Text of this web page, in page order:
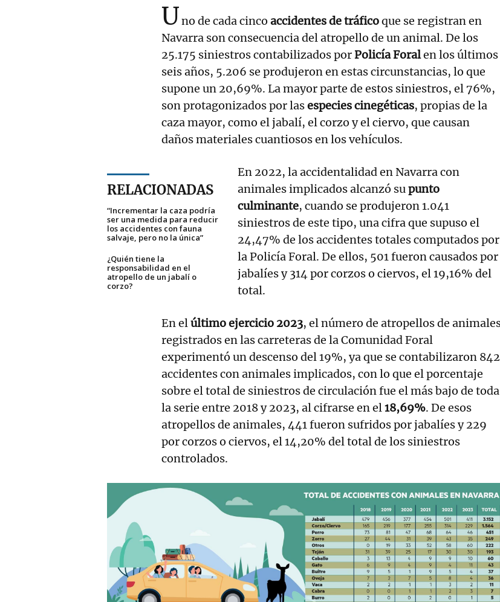
Uno de cada cinco accidentes de tráficoque se registran en
Navarra son consecuencia del atropello de un animal. De los
25.175 siniestros contabilizados porPolicía Foralen los últimos
seis años, 5.206 se produjeron en estas circunstancias, lo que
supone un 20,69%. La mayor parte de estos siniestros, el 76%,
son protagonizados por lasespecies cinegéticas, propias de la
caza mayor, como el jabalí, el corzo y el ciervo, que causan
daños materiales cuantiosos en los vehículos.
RELACIONADAS
“Incrementar la caza podría
ser una medida para reducir
los accidentes con fauna
salvaje, pero no la única”
¿Quién tiene la
responsabilidad en el
atropello de un jabalí o
corzo?
En 2022, la accidentalidad en Navarra con
animales implicados alcanzó supunto
culminante, cuando se produjeron 1.041
siniestros de este tipo, una cifra que supuso el
24,47% de los accidentes totales computados por
la Policía Foral. De ellos, 501 fueron causados por
jabalíes y 314 por corzos o ciervos, el 19,16% del
total.
En elúltimo ejercicio 2023, el número de atropellos de
registrados en las carreteras de la Comunidad Foral
experimentó un descenso del 19%, ya que se contabilizaron 842
accidentes con animales implicados, con lo que el porcentaje
sobre el total de siniestros de circulación fue el más bajo de toda
la serie entre 2018 y 2023, al cifrarse en el18,69%. De esos
atropellos de animales, 441 fueron sufridos por jabalíes y 229
por corzos o ciervos, el 14,20% del total de los siniestros
controlados.